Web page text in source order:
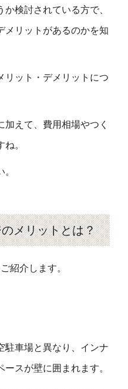
検討されている方で、
メリットがあるのかを知
リット・デメリットにつ
加えて、費用相場やつく
。
メリットとは？
紹介します。
駐車場と異なり、インナ
スが壁に囲まれます。